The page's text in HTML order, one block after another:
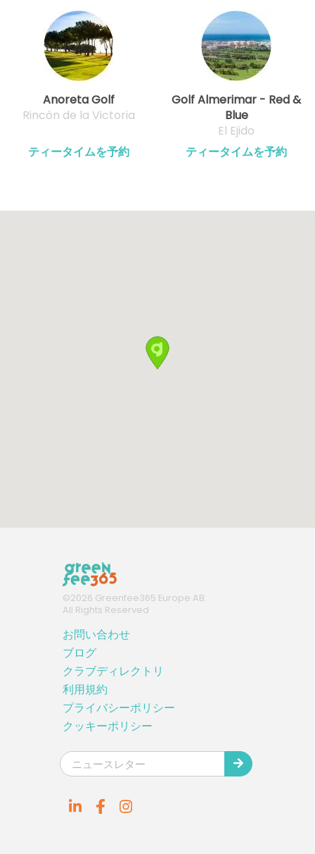
Anoreta Golf
Rincón de la Victoria
ティータイムを予約
Golf Almerimar - Red &
Blue
El Ejido
ティータイムを予約
©2026 Greenfee365 Europe AB.
All Rights Reserved
お問い合わせ
ブログ
クラブディレクトリ
利用規約
プライバシーポリシー
クッキーポリシー